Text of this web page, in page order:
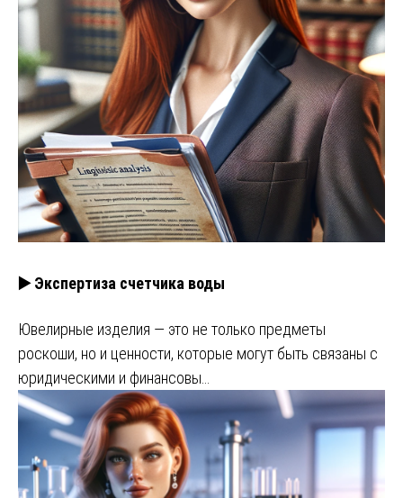
▶️ Экспертиза счетчика воды
Ювелирные изделия — это не только предметы
роскоши, но и ценности, которые могут быть связаны с
юридическими и финансовы…